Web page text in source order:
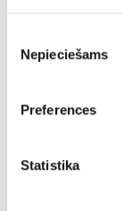
izvēle
Nepieciešams
Preferences
Statistika